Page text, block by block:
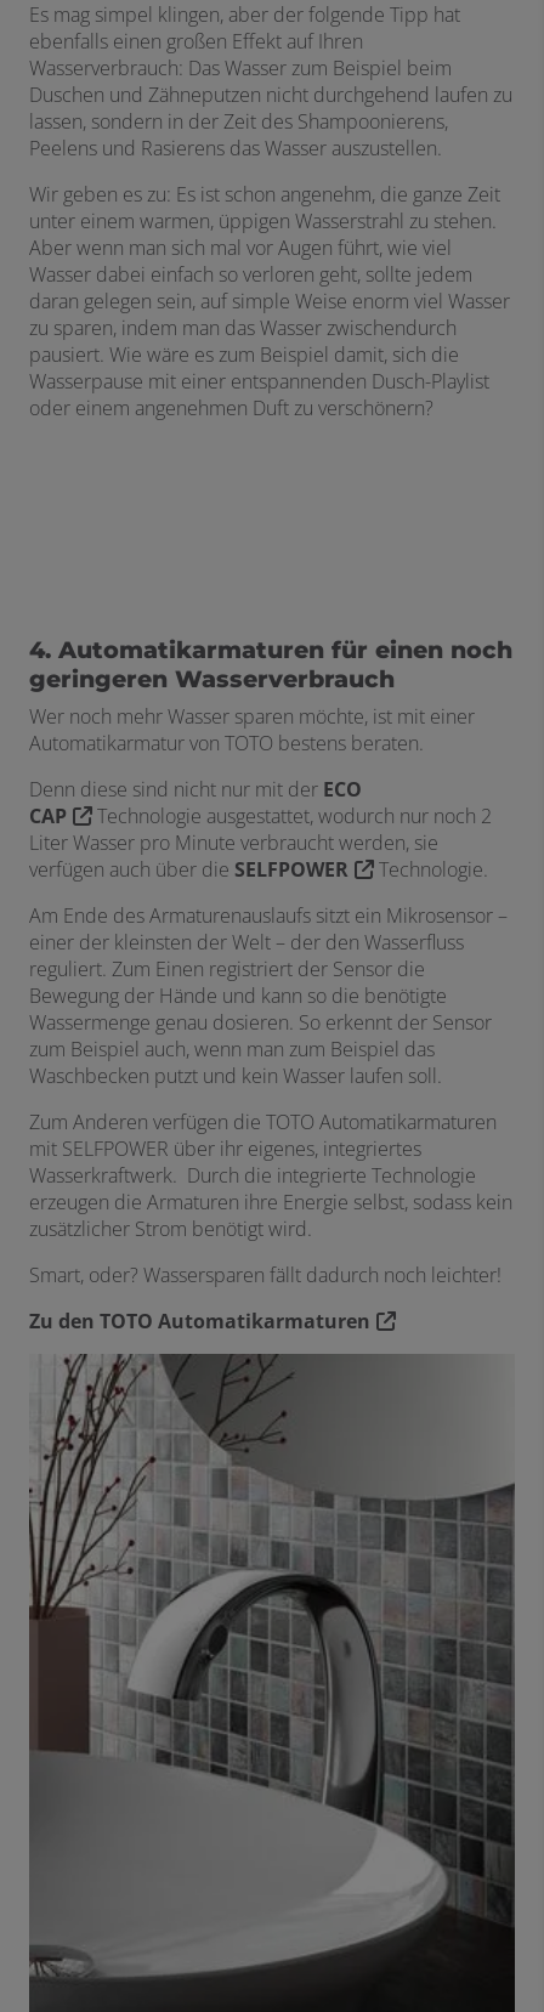
Es mag simpel klingen, aber der folgende Tipp hat
ebenfalls einen großen Effekt auf Ihren
Wasserverbrauch: Das Wasser zum Beispiel beim
Duschen und Zähneputzen nicht durchgehend laufen zu
lassen, sondern in der Zeit des Shampoonierens,
Peelens und Rasierens das Wasser auszustellen.
Wir geben es zu: Es ist schon angenehm, die ganze Zeit
unter einem warmen, üppigen Wasserstrahl zu stehen.
Aber wenn man sich mal vor Augen führt, wie viel
Wasser dabei einfach so verloren geht, sollte jedem
daran gelegen sein, auf simple Weise enorm viel Wasser
zu sparen, indem man das Wasser zwischendurch
pausiert. Wie wäre es zum Beispiel damit, sich die
Wasserpause mit einer entspannenden Dusch-Playlist
oder einem angenehmen Duft zu verschönern?
4. Automatikarmaturen für einen noch
geringeren Wasserverbrauch
Wer noch mehr Wasser sparen möchte, ist mit einer
Automatikarmatur von TOTO bestens beraten.
Denn diese sind nicht nur mit der ECO
CAP
Technologie ausgestattet, wodurch nur noch 2
Liter Wasser pro Minute verbraucht werden, sie
verfügen auch über die SELFPOWER
Technologie.
Am Ende des Armaturenauslaufs sitzt ein Mikrosensor –
einer der kleinsten der Welt – der den Wasserfluss
reguliert. Zum Einen registriert der Sensor die
Bewegung der Hände und kann so die benötigte
Wassermenge genau dosieren. So erkennt der Sensor
zum Beispiel auch, wenn man zum Beispiel das
Waschbecken putzt und kein Wasser laufen soll.
Zum Anderen verfügen die TOTO Automatikarmaturen
mit SELFPOWER über ihr eigenes, integriertes
Wasserkraftwerk. Durch die integrierte Technologie
erzeugen die Armaturen ihre Energie selbst, sodass kein
zusätzlicher Strom benötigt wird.
Smart, oder? Wassersparen fällt dadurch noch leichter!
Zu den TOTO Automatikarmaturen